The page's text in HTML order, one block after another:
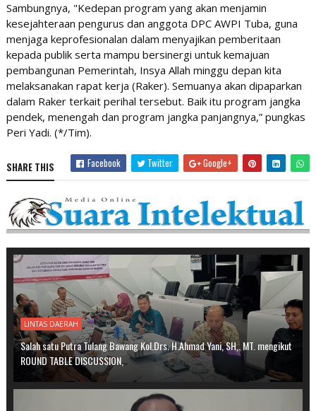
Sambungnya, "Kedepan program yang akan menjamin
kesejahteraan pengurus dan anggota DPC AWPI Tuba, guna
menjaga keprofesionalan dalam menyajikan pemberitaan
kepada publik serta mampu bersinergi untuk kemajuan
pembangunan Pemerintah, Insya Allah minggu depan kita
melaksanakan rapat kerja (Raker). Semuanya akan dipaparkan
dalam Raker terkait perihal tersebut. Baik itu program jangka
pendek, menengah dan program jangka panjangnya,” pungkas
Peri Yadi. (*/Tim).
SHARE THIS Facebook Twitter Google+
LINTAS DAERAH
Salah satu Putra Tulang Bawang Kol.Drs. H.Ahmad Yani, SH,. MT. mengikut
ROUND TABLE DISCUSSION,